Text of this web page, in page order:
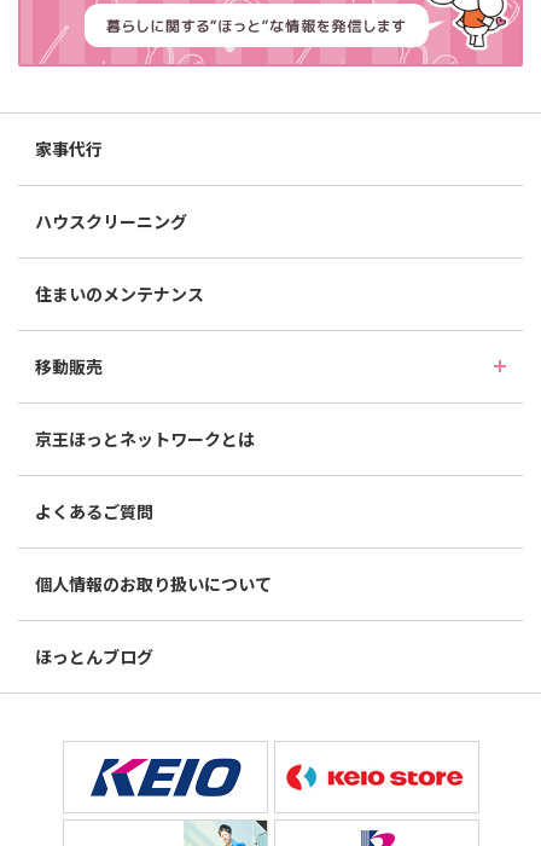
家事代行
ハウスクリーニング
住まいのメンテナンス
移動販売
京王ほっとネットワークとは
よくあるご質問
個人情報のお取り扱いについて
ほっとんブログ